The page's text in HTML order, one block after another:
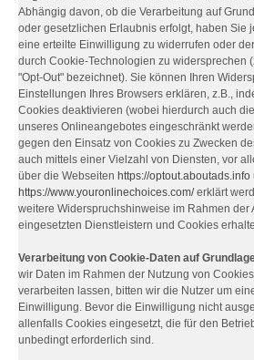
Abhängig davon, ob die Verarbeitung auf
oder gesetzlichen Erlaubnis erfolgt, haben Sie
eine erteilte Einwilligung zu widerrufen oder
durch Cookie-Technologien zu widersprechen
"Opt-Out" bezeichnet). Sie können Ihren
Einstellungen Ihres Browsers erklären, z.B.,
Cookies deaktivieren (wobei hierdurch auch
unseres Onlineangebotes eingeschränkt
gegen den Einsatz von Cookies zu Zwecken
auch mittels einer Vielzahl von Diensten, vor
über die Webseiten https://optout.aboutads.info
https://www.youronlinechoices.com/erklärt
weitere Widerspruchshinweise im Rahmen der
eingesetzten Dienstleistern und Cookies
Verarbeitung von Cookie-Daten auf
wir Daten im Rahmen der Nutzung von
verarbeiten lassen, bitten wir die Nutzer um
Einwilligung. Bevor die Einwilligung nicht
allenfalls Cookies eingesetzt, die für den
unbedingt erforderlich sind.